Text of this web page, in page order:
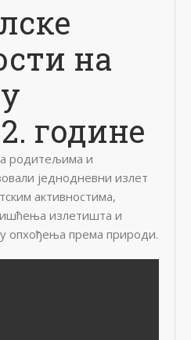
на
године
родитељима и
једнодневни излет
активностима,
излетишта и
опхођења према природи.